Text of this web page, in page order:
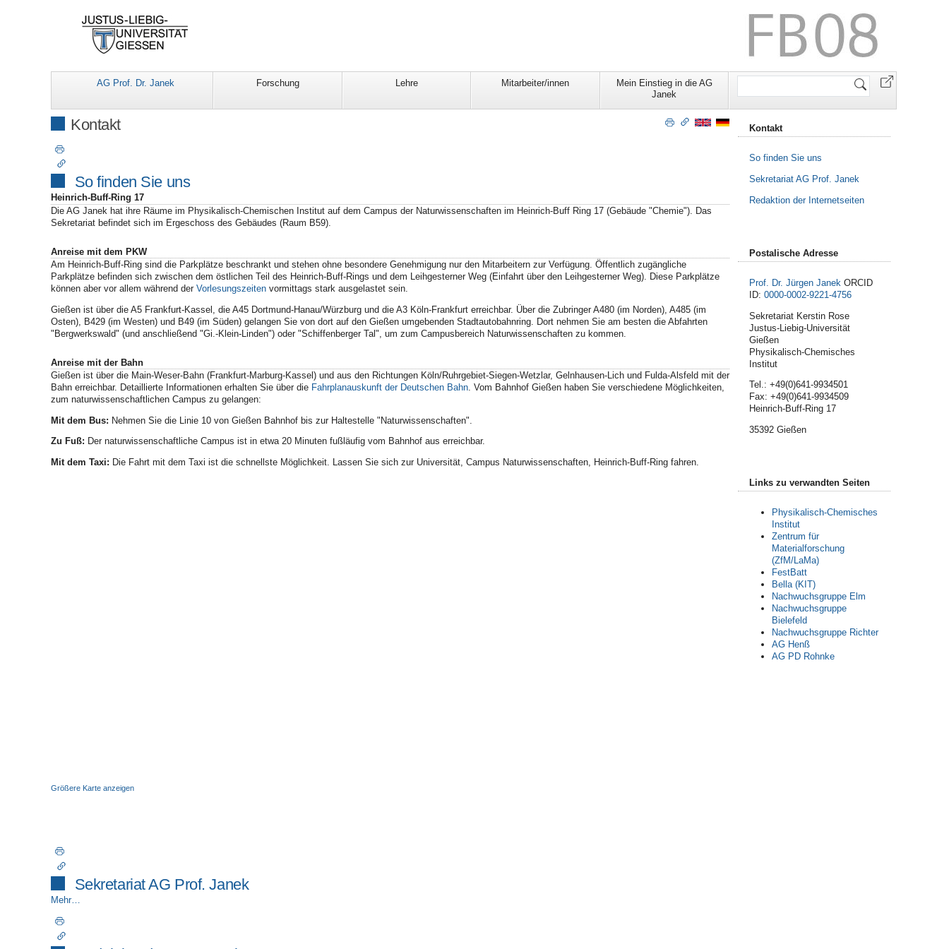
AG Prof. Dr. Janek Forschung Lehre Mitarbeiter/innen
Mein Einstieg in die AG
Janek
Website
Kontakt
So finden Sie uns
Heinrich-Buff-Ring 17
Die AG Janek hat ihre Räume im Physikalisch-Chemischen Institut auf dem Campus der Naturwissenschaften im Heinrich-Buff Ring 17 (Gebäude "Chemie"). Das
Sekretariat befindet sich im Ergeschoss des Gebäudes (Raum B59).
Anreise mit dem PKW
Am Heinrich-Buff-Ring sind die Parkplätze beschrankt und stehen ohne besondere Genehmigung nur den Mitarbeitern zur Verfügung. Öffentlich zugängliche
Parkplätze befinden sich zwischen dem östlichen Teil des Heinrich-Buff-Rings und dem Leihgesterner Weg (Einfahrt über den Leihgesterner Weg). Diese Parkplätze
können aber vor allem während der Vorlesungszeiten vormittags stark ausgelastet sein.
Gießen ist über die A5 Frankfurt-Kassel, die A45 Dortmund-Hanau/Würzburg und die A3 Köln-Frankfurt erreichbar. Über die Zubringer A480 (im Norden), A485 (im
Osten), B429 (im Westen) und B49 (im Süden) gelangen Sie von dort auf den Gießen umgebenden Stadtautobahnring. Dort nehmen Sie am besten die Abfahrten
"Bergwerkswald" (und anschließend "Gi.-Klein-Linden") oder "Schiffenberger Tal", um zum Campusbereich Naturwissenschaften zu kommen.
Anreise mit der Bahn
Gießen ist über die Main-Weser-Bahn (Frankfurt-Marburg-Kassel) und aus den Richtungen Köln/Ruhrgebiet-Siegen-Wetzlar, Gelnhausen-Lich und Fulda-Alsfeld mit der
Bahn erreichbar. Detaillierte Informationen erhalten Sie über die Fahrplanauskunft der Deutschen Bahn . Vom Bahnhof Gießen haben Sie verschiedene Möglichkeiten,
zum naturwissenschaftlichen Campus zu gelangen:
Mit dem Bus: Nehmen Sie die Linie 10 von Gießen Bahnhof bis zur Haltestelle "Naturwissenschaften".
Zu Fuß: Der naturwissenschaftliche Campus ist in etwa 20 Minuten fußläufig vom Bahnhof aus erreichbar.
Mit dem Taxi: Die Fahrt mit dem Taxi ist die schnellste Möglichkeit. Lassen Sie sich zur Universität, Campus Naturwissenschaften, Heinrich-Buff-Ring fahren.
Größere Karte anzeigen
Sekretariat AG Prof. Janek
Mehr…
Kontakt
So finden Sie uns
Sekretariat AG Prof. Janek
Redaktion der Internetseiten
Postalische Adresse
Prof. Dr. Jürgen Janek ORCID
ID: 0000-0002-9221-4756
Sekretariat Kerstin Rose
Justus-Liebig-Universität
Gießen
Physikalisch-Chemisches
Institut
Tel.: +49(0)641-9934501
Fax: +49(0)641-9934509
Heinrich-Buff-Ring 17
35392 Gießen
Links zu verwandten Seiten
Physikalisch-Chemisches
Institut
Zentrum für
Materialforschung
(ZfM/LaMa)
FestBatt
Bella (KIT)
Nachwuchsgruppe Elm
Nachwuchsgruppe
Bielefeld
Nachwuchsgruppe Richter
AG Henß
AG PD Rohnke